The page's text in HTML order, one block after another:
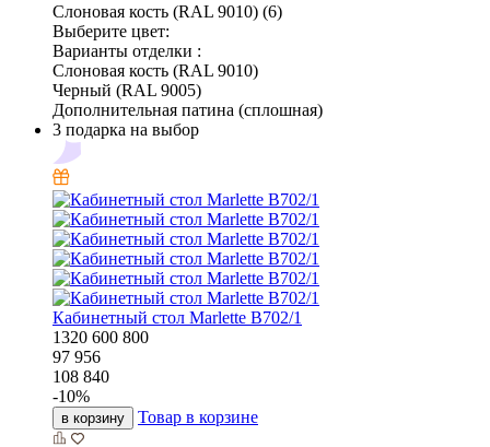
Слоновая кость (RAL 9010) (6)
Выберите цвет:
Варианты отделки :
Слоновая кость (RAL 9010)
Черный (RAL 9005)
Дополнительная патина (сплошная)
3 подарка на выбор
Кабинетный стол Marlette В702/1
1320 600 800
97 956
108 840
-10%
в корзину Товар в корзине